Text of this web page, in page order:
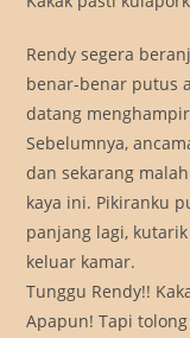
Rendy segera
benar-benar putus
datang
Sebelumnya,
dan sekarang
kaya ini. Pikiranku
panjang lagi,
keluar kamar.
Tunggu Rendy!!
Apapun! Tapi tolong